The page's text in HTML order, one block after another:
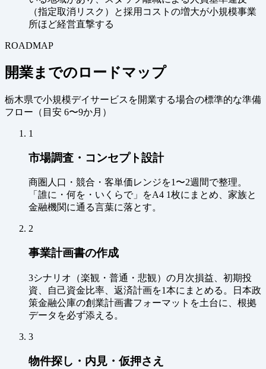
（指定取消リスク）と採用コストの増大が小規模事業
所ほど経営直撃する
ROADMAP
開業までのロードマップ
栃木県で小規模デイサービスを開業する場合の標準的な準備
フロー（ 目安 6〜9か月 ）
1
市場調査・コンセプト設計
商圏人口・競合・客単価レンジを1〜2週間で整理。
「誰に・何を・いくらで」をA4 1枚にまとめ、家族と
金融機関に通る言葉に落とす。
2
事業計画書の作成
3シナリオ（楽観・普通・悲観）の月次損益、初期投
資、自己資金比率、返済計画を1本にまとめる。日本政
策金融公庫の創業計画書フォーマットを土台に、根拠
データを必ず添える。
3
物件探し・内見・仮押さえ